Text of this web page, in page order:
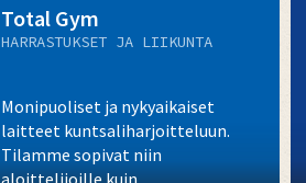
Total Gym
HARRASTUKSET JA LIIKUNTA
Monipuoliset ja nykyaikaiset
laitteet kuntsaliharjoitteluun.
Tilamme sopivat niin
aloittelijoille kuin